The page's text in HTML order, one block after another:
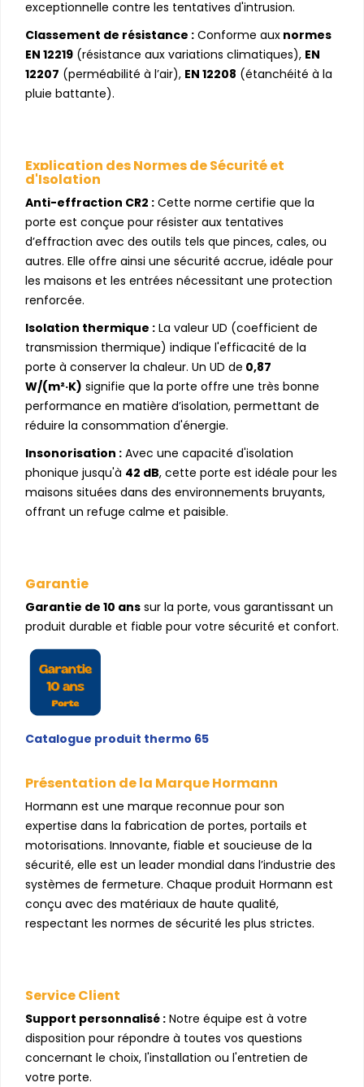
exceptionnelle contre les tentatives d'intrusion.
Classement de résistance : Conforme aux normes
EN 12219 (résistance aux variations climatiques), EN
12207 (perméabilité à l’air), EN 12208 (étanchéité à la
pluie battante).
Explication des Normes de Sécurité et
d'Isolation
Anti-effraction CR2 : Cette norme certifie que la
porte est conçue pour résister aux tentatives
d’effraction avec des outils tels que pinces, cales, ou
autres. Elle offre ainsi une sécurité accrue, idéale pour
les maisons et les entrées nécessitant une protection
renforcée.
Isolation thermique : La valeur UD (coefficient de
transmission thermique) indique l'efficacité de la
porte à conserver la chaleur. Un UD de 0,87
W/(m²·K) signifie que la porte offre une très bonne
performance en matière d’isolation, permettant de
réduire la consommation d'énergie.
Insonorisation : Avec une capacité d'isolation
phonique jusqu'à 42 dB, cette porte est idéale pour les
maisons situées dans des environnements bruyants,
offrant un refuge calme et paisible.
Garantie
Garantie de 10 ans sur la porte, vous garantissant un
produit durable et fiable pour votre sécurité et confort.
Catalogue produit thermo 65
Présentation de la Marque Hormann
Hormann est une marque reconnue pour son
expertise dans la fabrication de portes, portails et
motorisations. Innovante, fiable et soucieuse de la
sécurité, elle est un leader mondial dans l’industrie des
systèmes de fermeture. Chaque produit Hormann est
conçu avec des matériaux de haute qualité,
respectant les normes de sécurité les plus strictes.
Service Client
Support personnalisé : Notre équipe est à votre
disposition pour répondre à toutes vos questions
concernant le choix, l'installation ou l'entretien de
votre porte.